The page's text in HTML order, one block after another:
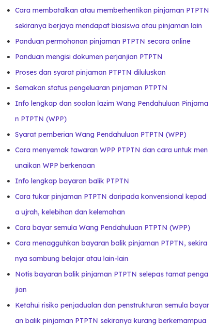
Cara membatalkan atau memberhentikan pinjaman PTPTN
sekiranya berjaya mendapat biasiswa atau pinjaman lain
Panduan permohonan pinjaman PTPTN secara online
Panduan mengisi dokumen perjanjian PTPTN
Proses dan syarat pinjaman PTPTN diluluskan
Semakan status pengeluaran pinjaman PTPTN
Info lengkap dan soalan lazim Wang Pendahuluan Pinjama
n PTPTN (WPP)
Syarat pemberian Wang Pendahuluan PTPTN (WPP)
Cara menyemak tawaran WPP PTPTN dan cara untuk men
unaikan WPP berkenaan
Info lengkap bayaran balik PTPTN
Cara tukar pinjaman PTPTN daripada konvensional kepad
a ujrah, kelebihan dan kelemahan
Cara bayar semula Wang Pendahuluan PTPTN (WPP)
Cara menagguhkan bayaran balik pinjaman PTPTN, sekira
nya sambung belajar atau lain-lain
Notis bayaran balik pinjaman PTPTN selepas tamat penga
jian
Ketahui risiko penjadualan dan penstrukturan semula bayar
an balik pinjaman PTPTN sekiranya kurang berkemampua